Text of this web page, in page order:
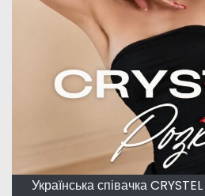
Українська співачка